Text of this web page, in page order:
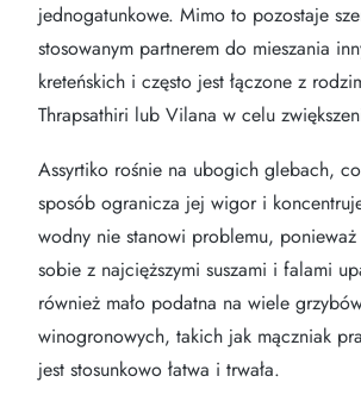
jednogatunkowe. Mimo to pozostaje
stosowanym partnerem do mieszania
kreteńskich i często jest łączone z
Thrapsathiri lub Vilana w celu
Assyrtiko rośnie na ubogich glebach,
sposób ogranicza jej wigor i
wodny nie stanowi problemu,
sobie z najcięższymi suszami i falami
również mało podatna na wiele
winogronowych, takich jak mączniak
jest stosunkowo łatwa i trwała.